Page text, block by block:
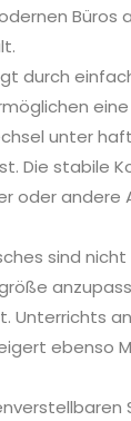
durch
unter
Die stabile
oder andere
sind
Unterrichts
ebenso